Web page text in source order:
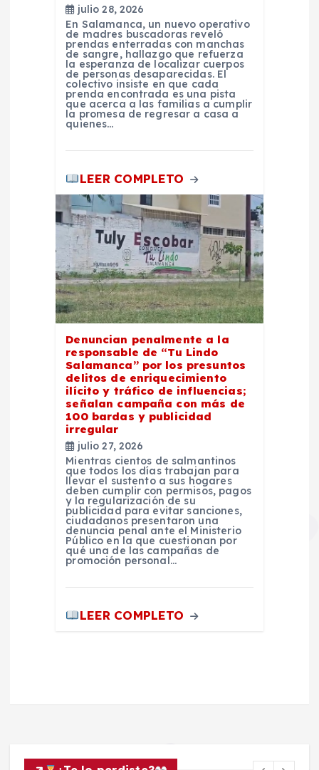
julio 28, 2026
En Salamanca, un nuevo operativo
de madres buscadoras reveló
prendas enterradas con manchas
de sangre, hallazgo que refuerza
la esperanza de localizar cuerpos
de personas desaparecidas. El
colectivo insiste en que cada
prenda encontrada es una pista
que acerca a las familias a cumplir
la promesa de regresar a casa a
quienes…
LEER COMPLETO
Denuncian penalmente a la
responsable de “Tu Lindo
Salamanca” por los presuntos
delitos de enriquecimiento
ilícito y tráfico de influencias;
señalan campaña con más de
100 bardas y publicidad
irregular
julio 27, 2026
Mientras cientos de salmantinos
que todos los días trabajan para
llevar el sustento a sus hogares
deben cumplir con permisos, pagos
y la regularización de su
publicidad para evitar sanciones,
ciudadanos presentaron una
denuncia penal ante el Ministerio
Público en la que cuestionan por
qué una de las campañas de
promoción personal…
LEER COMPLETO